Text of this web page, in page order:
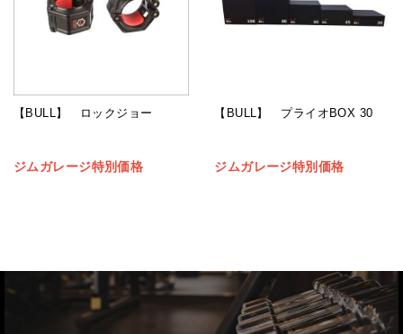
【BULL】 ロックジョー
ジムガレージ特別価格
【BULL】 プライオBOX 30
ジムガレージ特別価格